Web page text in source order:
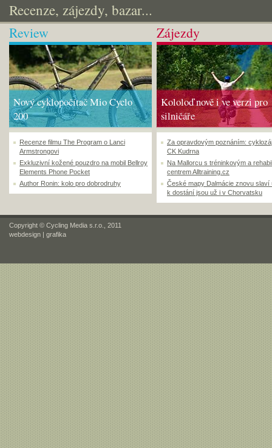
Recenze, zájezdy, bazar...
Review
Nový cyklopočítač Mio Cyclo
200
Recenze filmu The Program o Lanci
Armstrongovi
Exkluzivní kožené pouzdro na mobil Bellroy
Elements Phone Pocket
Author Ronin: kolo pro dobrodruhy
Zájezdy
Kololoď nově i ve verzi pro
silničáře
Za opravdovým poznáním:
CK Kudrna
Na Mallorcu s tréninkovým a
centrem Alltraining.cz
České mapy Dalmácie znovu slaví
k dostání jsou už i v Chorvatsku
Copyright © Cycling Media s.r.o., 2011
webdesign | grafika